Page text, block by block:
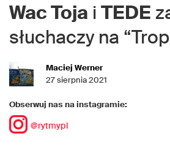
Wac Toja i TEDE
słuchaczy na
Maciej Werner
27 sierpnia 2021
Obserwuj nas na instagramie:
@rytmypl